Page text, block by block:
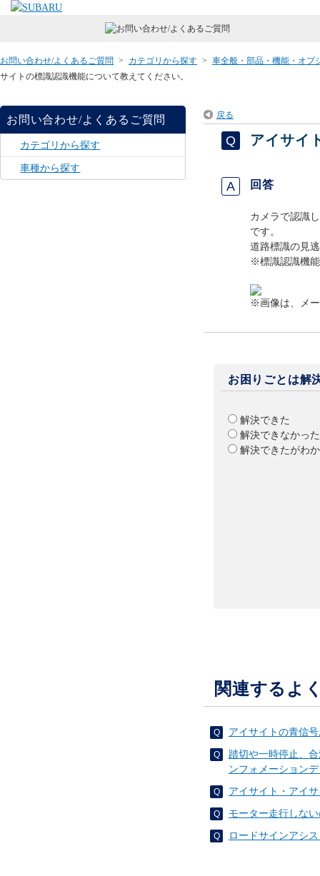
お問い合わせ/よくあるご質問 > カテゴリから探す > 車全般・部品・機能・オプ
サイトの標識認識機能について教えてください。
お問い合わせ/よくあるご質問
カテゴリから探す
車種から探す
戻る
アイサイ
回答
カメラで認識
です。
道路標識の見
※標識認識機
※画像は、メ
お困りごとは解
解決できた
解決できなかった
解決できたがわ
関連するよ
アイサイトの青信
踏切や一時停止、
ンフォメーション
アイサイト・アイ
モーター走行しな
ロードサインアシ